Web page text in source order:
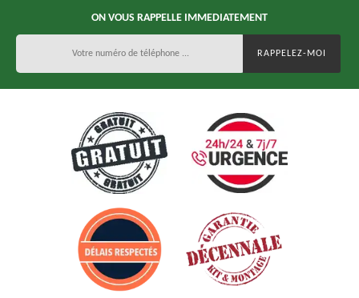
ON VOUS RAPPELLE IMMEDIATEMENT